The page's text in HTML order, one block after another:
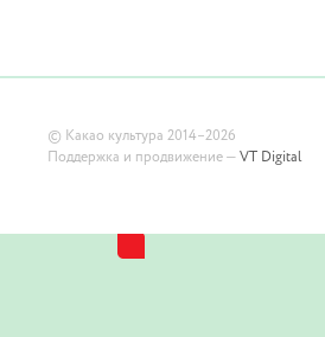
© Какао культура 2014–2026
Поддержка и продвижение — VT Digital